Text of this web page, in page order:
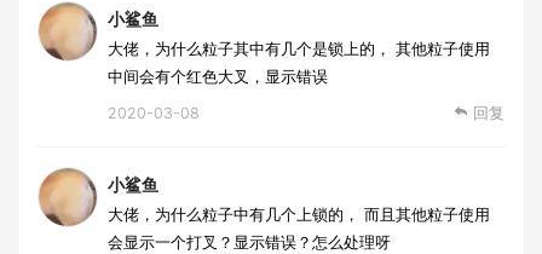
小鲨鱼
大佬，为什么粒子其中有几个是锁上的， 其他粒子使用
中间会有个红色大叉，显示错误
2020-03-08 回复
小鲨鱼
大佬，为什么粒子中有几个上锁的， 而且其他粒子使用
会显示一个打叉？显示错误？怎么处理呀